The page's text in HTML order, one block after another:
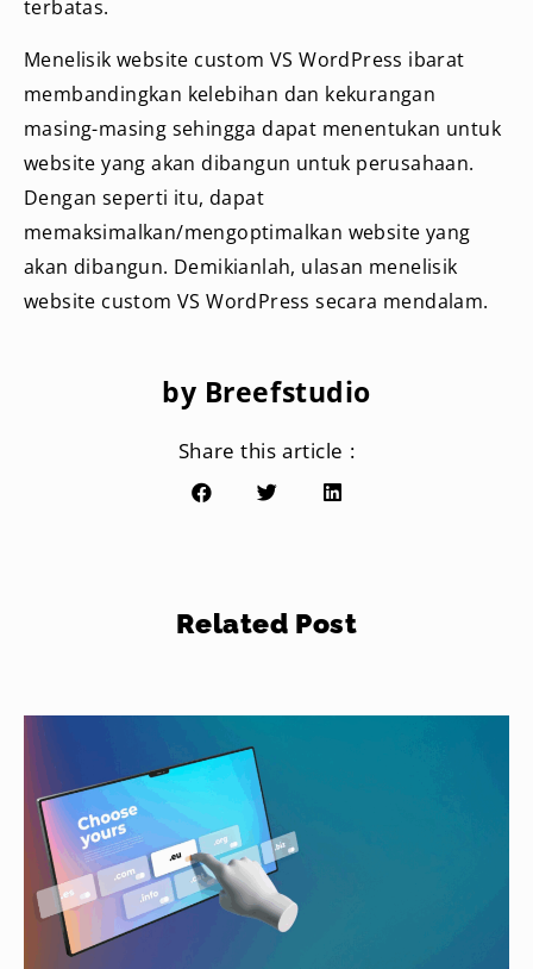
terbatas.
Menelisik website custom VS WordPress ibarat
membandingkan kelebihan dan kekurangan
masing-masing sehingga dapat menentukan untuk
website yang akan dibangun untuk perusahaan.
Dengan seperti itu, dapat
memaksimalkan/mengoptimalkan website yang
akan dibangun. Demikianlah, ulasan menelisik
website custom VS WordPress secara mendalam.
by Breefstudio
Share this article :
Related Post